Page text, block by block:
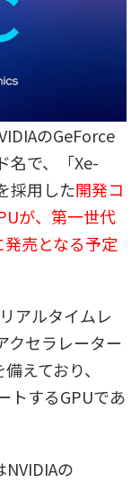
のGeForce
名で、「Xe-
採用した開発コ
が、第一世代
売となる予定
アルタイムレ
クセラレーター
えており、
トするGPUであ
の